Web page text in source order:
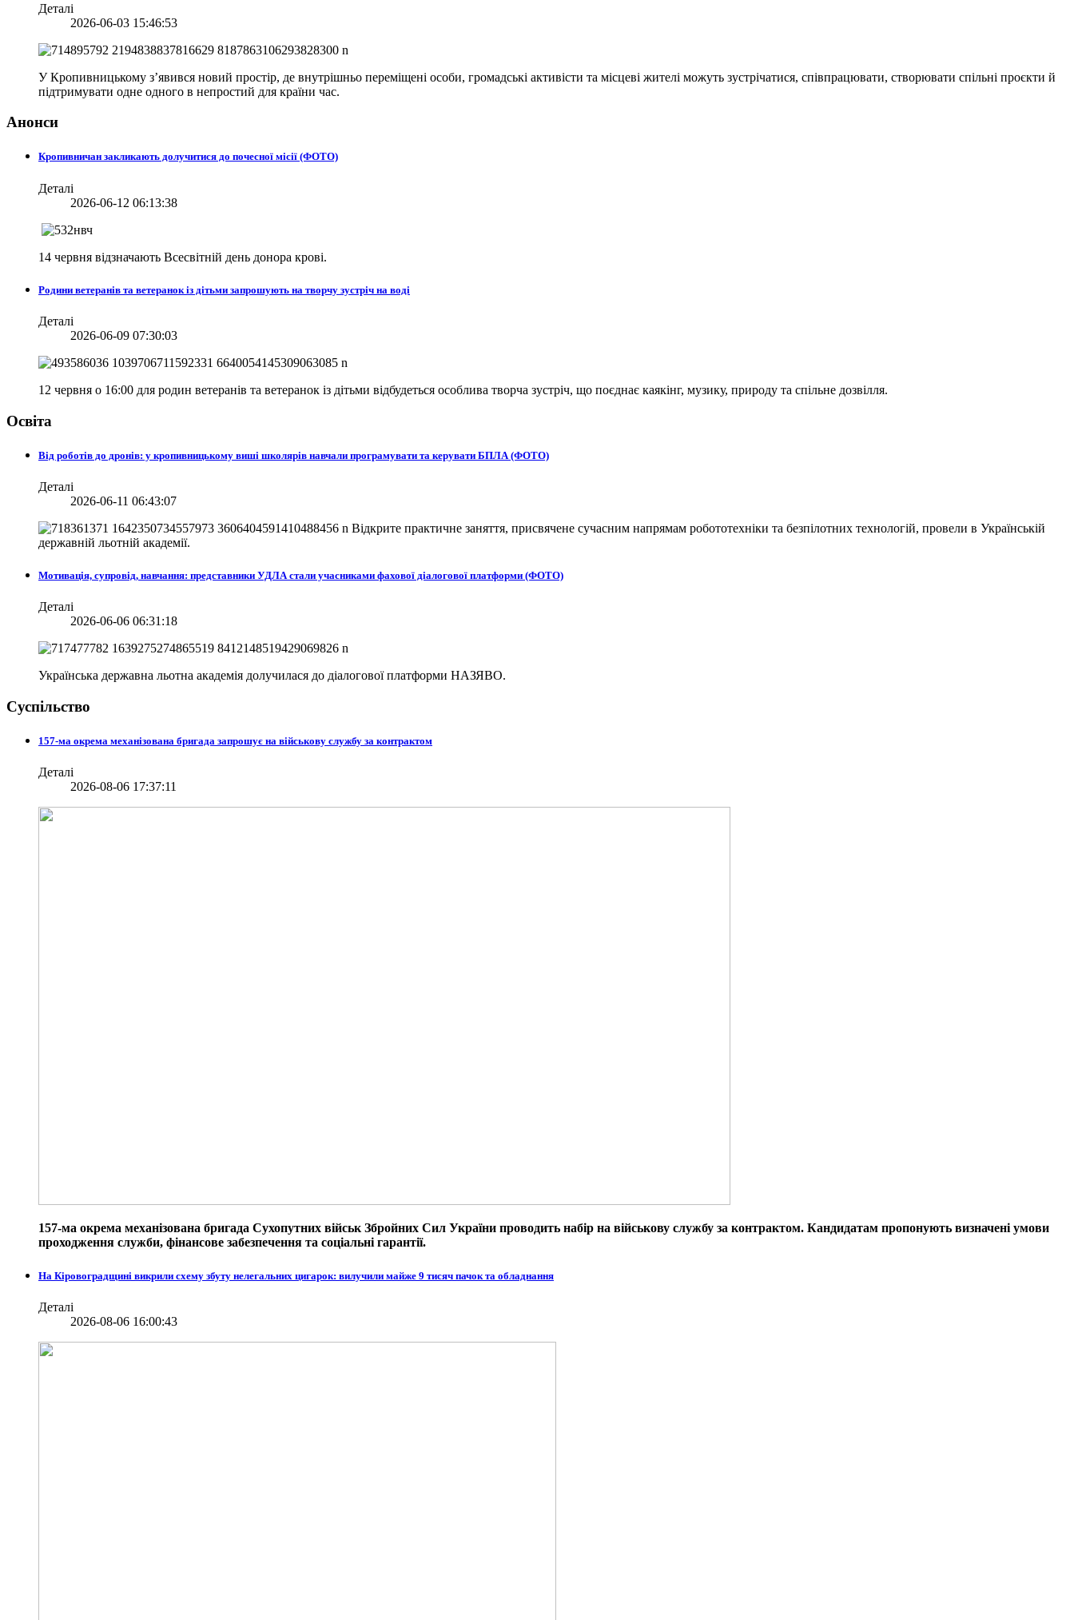
Деталі
2026-06-03 15:46:53
У Кропивницькому з’явився новий простір, де внутрішньо переміщені особи, громадські активісти та місцеві жителі можуть зустрічатися, співпрацювати, створювати спільні проєкти й
підтримувати одне одного в непростий для країни час.
Анонси
Кропивничан закликають долучитися до почесної місії (ФОТО)
Деталі
2026-06-12 06:13:38
14 червня відзначають Всесвітній день донора крові.
Родини ветеранів та ветеранок із дітьми запрошують на творчу зустріч на воді
Деталі
2026-06-09 07:30:03
12 червня о 16:00 для родин ветеранів та ветеранок із дітьми відбудеться особлива творча зустріч, що поєднає каякінг, музику, природу та спільне дозвілля.
Освіта
Від роботів до дронів: у кропивницькому виші школярів навчали програмувати та керувати БПЛА (ФОТО)
Деталі
2026-06-11 06:43:07
Відкрите практичне заняття, присвячене сучасним напрямам робототехніки та безпілотних технологій, провели в Українській
державній льотній академії.
Мотивація, супровід, навчання: представники УДЛА стали учасниками фахової діалогової платформи (ФОТО)
Деталі
2026-06-06 06:31:18
Українська державна льотна академія долучилася до діалогової платформи НАЗЯВО.
Суспільство
157-ма окрема механізована бригада запрошує на військову службу за контрактом
Деталі
2026-08-06 17:37:11
157-ма окрема механізована бригада Сухопутних військ Збройних Сил України проводить набір на військову службу за контрактом. Кандидатам пропонують визначені умови
проходження служби, фінансове забезпечення та соціальні гарантії.
На Кіровоградщині викрили схему збуту нелегальних цигарок: вилучили майже 9 тисяч пачок та обладнання
Деталі
2026-08-06 16:00:43